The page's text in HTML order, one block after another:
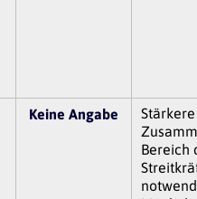
Keine Angabe
Bereich